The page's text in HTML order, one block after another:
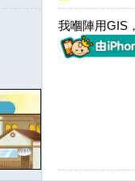
我嗰陣用GIS